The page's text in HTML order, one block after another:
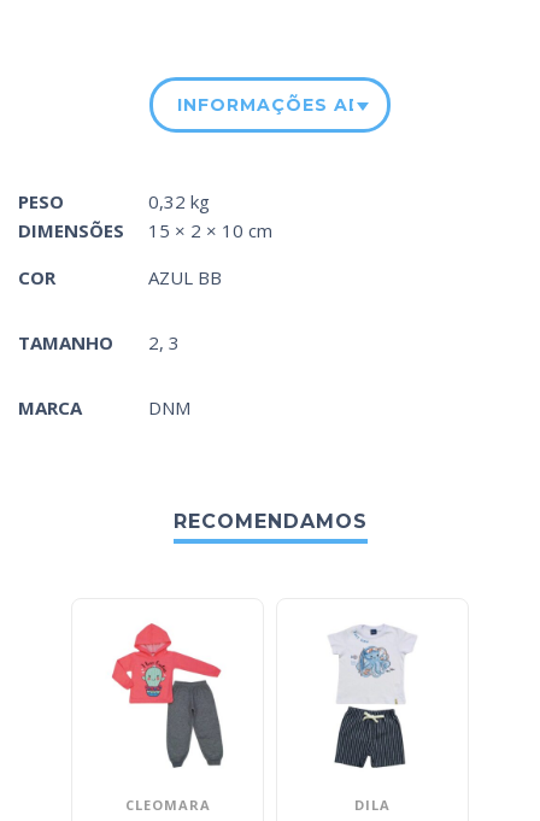
INFORMAÇÕES ADICIONAIS
PESO
0,32 kg
DIMENSÕES
15 × 2 × 10 cm
COR
AZUL BB
TAMANHO 2, 3
MARCA DNM
RECOMENDAMOS
CLEOMARA DILA